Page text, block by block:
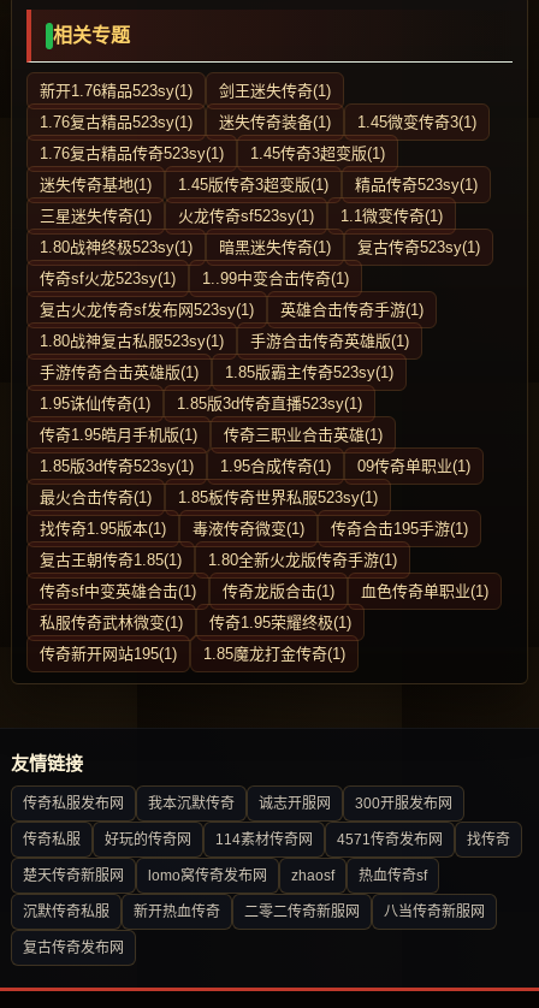
相关专题
新开1.76精品523sy(1)
剑王迷失传奇(1)
1.76复古精品523sy(1)
迷失传奇装备(1)
1.45微变传奇3(1)
1.76复古精品传奇523sy(1)
1.45传奇3超变版(1)
迷失传奇基地(1)
1.45版传奇3超变版(1)
精品传奇523sy(1)
三星迷失传奇(1)
火龙传奇sf523sy(1)
1.1微变传奇(1)
1.80战神终极523sy(1)
暗黑迷失传奇(1)
复古传奇523sy(1)
传奇sf火龙523sy(1)
1..99中变合击传奇(1)
复古火龙传奇sf发布网523sy(1)
英雄合击传奇手游(1)
1.80战神复古私服523sy(1)
手游合击传奇英雄版(1)
手游传奇合击英雄版(1)
1.85版霸主传奇523sy(1)
1.95诛仙传奇(1)
1.85版3d传奇直播523sy(1)
传奇1.95皓月手机版(1)
传奇三职业合击英雄(1)
1.85版3d传奇523sy(1)
1.95合成传奇(1)
09传奇单职业(1)
最火合击传奇(1)
1.85板传奇世界私服523sy(1)
找传奇1.95版本(1)
毒液传奇微变(1)
传奇合击195手游(1)
复古王朝传奇1.85(1)
1.80全新火龙版传奇手游(1)
传奇sf中变英雄合击(1)
传奇龙版合击(1)
血色传奇单职业(1)
私服传奇武林微变(1)
传奇1.95荣耀终极(1)
传奇新开网站195(1)
1.85魔龙打金传奇(1)
友情链接
传奇私服发布网 我本沉默传奇 诚志开服网 300开服发布网
传奇私服 好玩的传奇网 114素材传奇网 4571传奇发布网 找传奇
楚天传奇新服网 lomo窝传奇发布网 zhaosf 热血传奇sf
沉默传奇私服 新开热血传奇 二零二传奇新服网 八当传奇新服网
复古传奇发布网